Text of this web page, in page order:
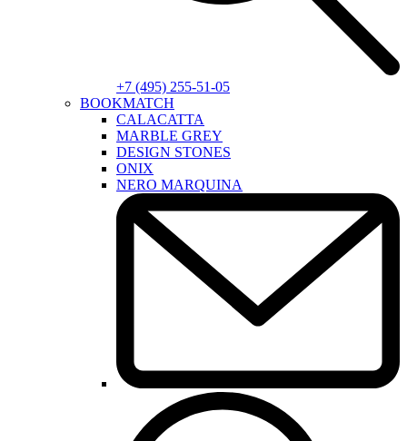
+7 (495) 255-51-05
BOOKMATCH
CALACATTA
MARBLE GREY
DESIGN STONES
ONIX
NERO MARQUINA